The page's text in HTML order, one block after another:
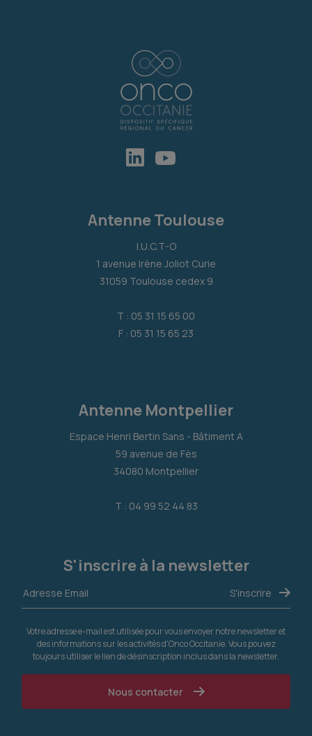
Antenne Toulouse
I.U.C.T-O
1 avenue Irène Joliot Curie
31059 Toulouse cedex 9
T : 05 31 15 65 00
F : 05 31 15 65 23
Antenne Montpellier
Espace Henri Bertin Sans - Bâtiment A
59 avenue de Fès
34080 Montpellier
T : 04 99 52 44 83
S'inscrire à la newsletter
Votre adresse e-mail est utilisée pour vous envoyer notre newsletter et
des informations sur les activités d'Onco Occitanie. Vous pouvez
toujours utiliser le lien de désinscription inclus dans la newsletter.
Nous contacter